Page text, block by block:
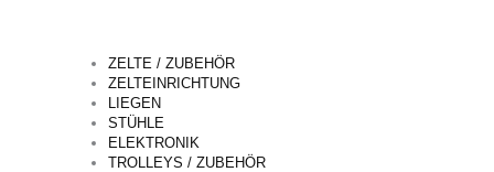
ZELTE / ZUBEHÖR
ZELTEINRICHTUNG
LIEGEN
STÜHLE
ELEKTRONIK
TROLLEYS / ZUBEHÖR